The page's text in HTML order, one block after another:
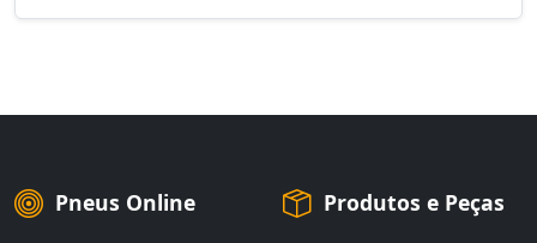
Pneus Online Produtos e Peças